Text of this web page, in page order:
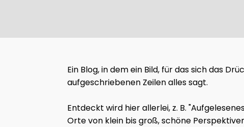
Ein Blog, in dem ein Bild, für das sich das
aufgeschriebenen Zeilen alles sagt.
Entdeckt wird hier allerlei, z. B.
Orte von klein bis groß, schöne